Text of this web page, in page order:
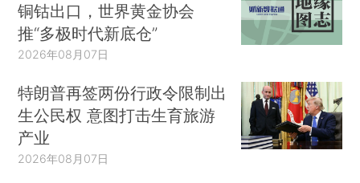
铜钴出口，世界黄金协会
推“多极时代新底仓”
2026年08月07日
特朗普再签两份行政令限制出
生公民权 意图打击生育旅游
产业
2026年08月07日